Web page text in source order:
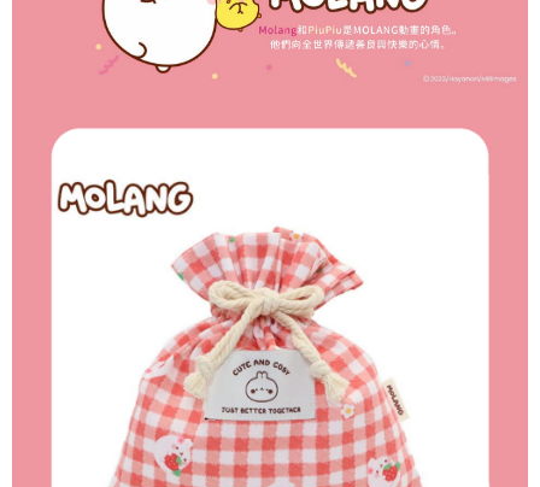
每筆NT$100，滿NT$999(含以上)免運費